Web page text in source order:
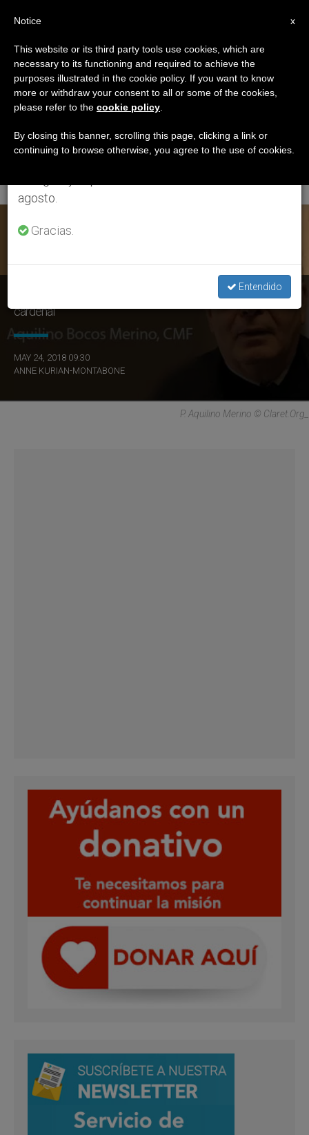
ETIQUETA
Posts Tagged ‘P
Aquilino Bocos
Nombrado Cardenal’
ÚLTIMAS NOTICIAS
Colegio Cardenalicio: Un sacerdote claretiano nombrado
cardenal
MAY 24, 2018 09:30
ANNE KURIAN-MONTABONE
P. Aquilino Merino © Claret.org_
×
Aviso importante
Del 27 de julio al 7 de agosto haremos la pausa
anual, aprovechando que en el periodo de verano
se generan menos informaciones y también el
agosto.
Gracias.
Entendido
x
Notice
This website or its third party tools use cookies, which are
necessary to its functioning and required to achieve the
purposes illustrated in the cookie policy. If you want to know
more or withdraw your consent to all or some of the cookies,
please refer to the cookie policy
By closing this banner, scrolling this page, clicking a link or
continuing to browse otherwise, you agree to the use of cookies.